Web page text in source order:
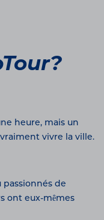
heure, mais un
vivre la ville.
passionnés de
ont eux-mêmes